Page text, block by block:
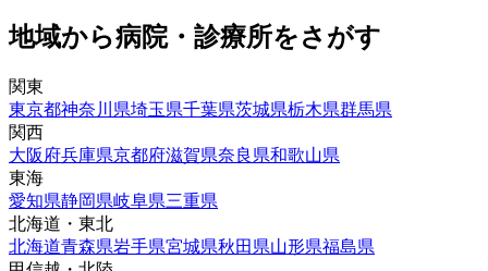
地域から病院・診療所をさがす
関東
東京都神奈川県埼玉県千葉県茨城県栃木県群馬県
関西
大阪府兵庫県京都府滋賀県奈良県和歌山県
東海
愛知県静岡県岐阜県三重県
北海道・東北
北海道青森県岩手県宮城県秋田県山形県福島県